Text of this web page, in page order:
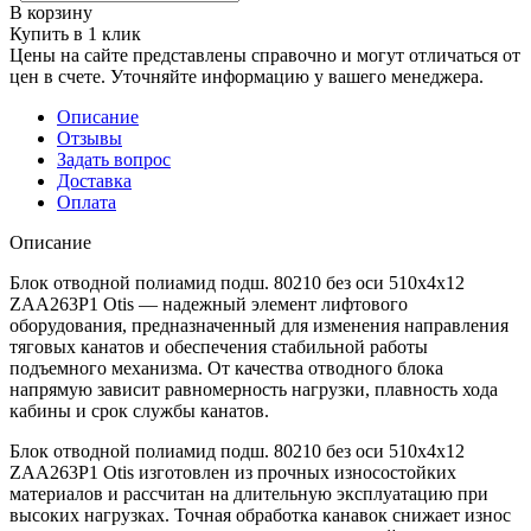
В корзину
Купить в 1 клик
Цены на сайте представлены справочно и могут отличаться от
цен в счете. Уточняйте информацию у вашего менеджера.
Описание
Отзывы
Задать вопрос
Доставка
Оплата
Описание
Блок отводной полиамид подш. 80210 без оси 510х4х12
ZAA263P1 Otis — надежный элемент лифтового
оборудования, предназначенный для изменения направления
тяговых канатов и обеспечения стабильной работы
подъемного механизма. От качества отводного блока
напрямую зависит равномерность нагрузки, плавность хода
кабины и срок службы канатов.
Блок отводной полиамид подш. 80210 без оси 510х4х12
ZAA263P1 Otis изготовлен из прочных износостойких
материалов и рассчитан на длительную эксплуатацию при
высоких нагрузках. Точная обработка канавок снижает износ